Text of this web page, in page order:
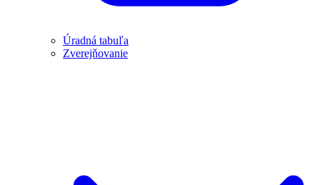
Úradná tabuľa
Zverejňovanie